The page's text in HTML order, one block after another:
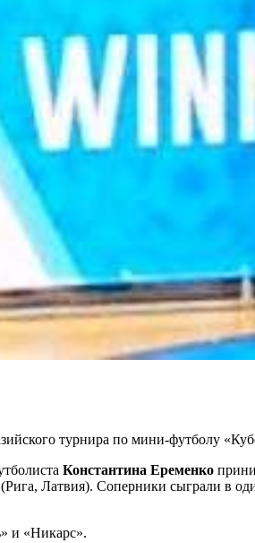
турнира по мини-футболу
Константина Еременко
(Рига, Латвия). Соперники сыграли в
и «Никарс».